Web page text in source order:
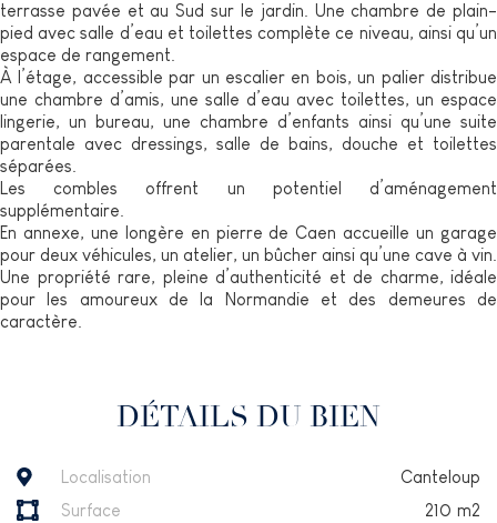
terrasse pavée et au Sud sur le jardin. Une chambre de plain-
pied avec salle d’eau et toilettes complète ce niveau, ainsi qu’un
espace de rangement.
À l’étage, accessible par un escalier en bois, un palier distribue
une chambre d’amis, une salle d’eau avec toilettes, un espace
lingerie, un bureau, une chambre d’enfants ainsi qu’une suite
parentale avec dressings, salle de bains, douche et toilettes
séparées.
Les combles offrent un potentiel d’aménagement
supplémentaire.
En annexe, une longère en pierre de Caen accueille un garage
pour deux véhicules, un atelier, un bûcher ainsi qu’une cave à vin.
Une propriété rare, pleine d’authenticité et de charme, idéale
pour les amoureux de la Normandie et des demeures de
caractère.
DÉTAILS DU BIEN
Localisation
Canteloup
Surface
210 m2